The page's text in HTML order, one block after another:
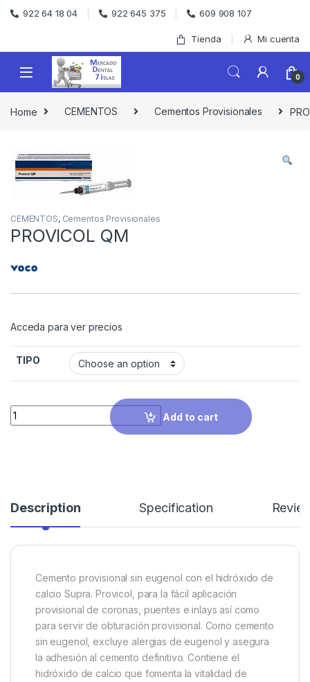
Skip to navigation
Skip to content
922 64 18 04 922 645 375 609 908 107
Tienda Mi cuenta
0
Home CEMENTOS Cementos Provisionales
CEMENTOS, Cementos Provisionales
PROVICOL QM
Acceda para ver precios
TIPO
Quantity
Add to cart
Description Specification
Cemento provisional sin eugenol con el hidróxido de
calcio Supra. Provicol, para la fácil aplicación
provisional de coronas, puentes e inlays así como
para servir de obturación provisional. Como cemento
sin eugenol, excluye alergias de eugenol y asegura
la adhesión al cemento definitivo. Contiene el
hidróxido de calcio que fomenta la vitalidad de